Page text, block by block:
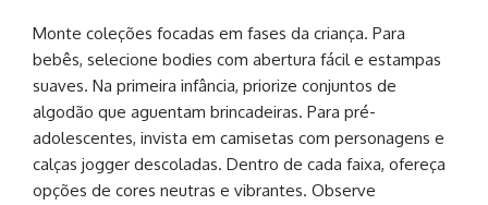
Monte coleções focadas em fases da criança. Para
bebês, selecione bodies com abertura fácil e estampas
suaves. Na primeira infância, priorize conjuntos de
algodão que aguentam brincadeiras. Para pré-
adolescentes, invista em camisetas com personagens e
calças jogger descoladas. Dentro de cada faixa, ofereça
opções de cores neutras e vibrantes. Observe